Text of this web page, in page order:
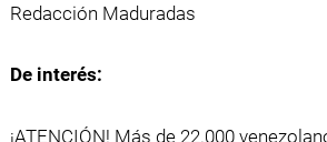
Redacción Maduradas
De interés:
¡ATENCIÓN! Más de 22.000